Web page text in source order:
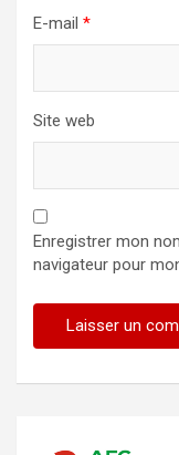
E-mail *
Site web
Enregistrer mon
navigateur pour